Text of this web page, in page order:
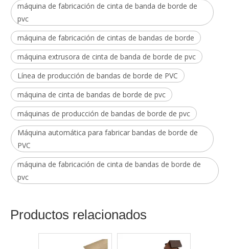
máquina de fabricación de cinta de banda de borde de
pvc
máquina de fabricación de cintas de bandas de borde
máquina extrusora de cinta de banda de borde de pvc
Línea de producción de bandas de borde de PVC
máquina de cinta de bandas de borde de pvc
máquinas de producción de bandas de borde de pvc
Máquina automática para fabricar bandas de borde de
PVC
máquina de fabricación de cinta de bandas de borde de
pvc
Productos relacionados